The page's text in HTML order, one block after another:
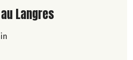
recette
Langres